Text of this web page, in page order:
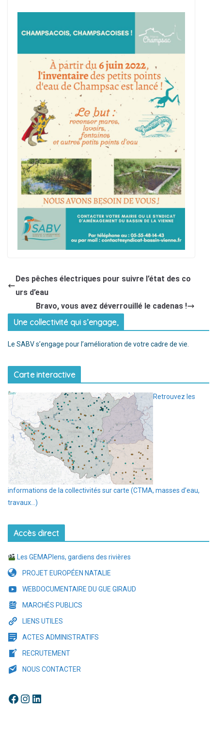
Des pêches électriques pour suivre l’état des co
urs d’eau
Bravo, vous avez déverrouillé le cadenas !
Une collectivité qui s’engage,
Le SABV s’engage pour l’amélioration de votre cadre de vie.
Carte interactive
Retrouvez les
informations de la collectivités sur carte (CTMA, masses d’eau,
travaux…)
Accès direct
Les GEMAPIens, gardiens des rivières
PROJET EUROPÉEN NATALIE
WEBDOCUMENTAIRE DU GUE GIRAUD
MARCHÉS PUBLICS
LIENS UTILES
ACTES ADMINISTRATIFS
RECRUTEMENT
NOUS CONTACTER
Facebook Instagram LinkedIn